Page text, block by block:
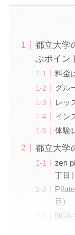
都立大学
ぶポイン
料金
グル
レッ
イン
体験
都立大学
zen
丁目）
目)
NOA